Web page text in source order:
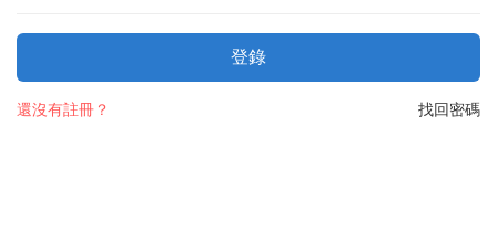
登錄
找回密碼
還沒有註冊？